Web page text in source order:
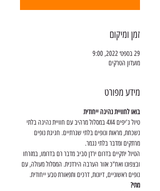
זמן ומיקום
29 בספט׳ 2022, 9:00
מועדון הטרקים
מידע מפורט
בואו לחוויית נהיגה ייחודית
טיול ג'יפים 4X4 במסלול מרהיב עם חוויית נהיגה בלתי
נשכחת, מראות ונופים בלתי שגרתיים. חגיגת נופים
מרתקים ומדבר בלתי נגמר.
הטיול יתקיים בדרום ירדן סביב מדבר רם בדרומו, במזרחו
ובצפונו ואח"כ אזור הערבה הירדנית. המסלול מעולה, עם
נופים ראשוניים, דיונות, דרכים ותפאורת טבע ייחודית.
מתי?